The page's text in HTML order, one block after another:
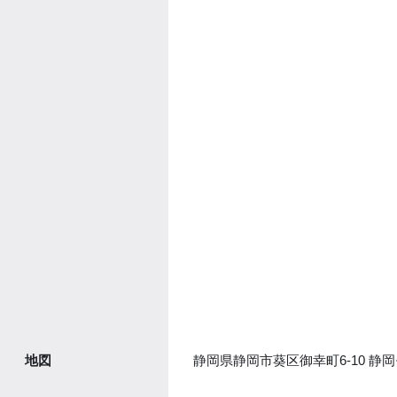
地図 静岡県静岡市葵区御幸町6-10 静